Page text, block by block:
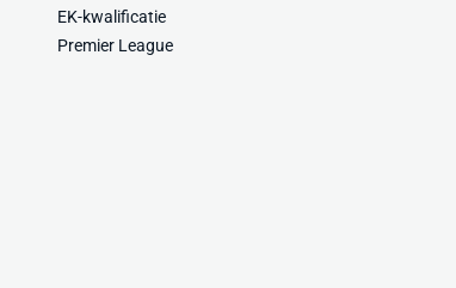
EK-kwalificatie
Premier League